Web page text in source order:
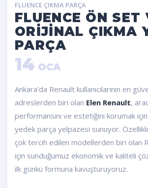
FLUENCE ÇIKMA PARÇA
FLUENCE ÖN SET
ORIJINAL ÇIKMA
PARÇA
14 OCA
Ankara’da Renault kullanıcılarının en
adreslerden biri olan Elen Renault,
performansını ve estetiğini korumak
yedek parça yelpazesi sunuyor.
çok tercih edilen modellerden biri olan
için sunduğumuz ekonomik ve kaliteli
ilk günkü formuna kavuşturuyoruz.